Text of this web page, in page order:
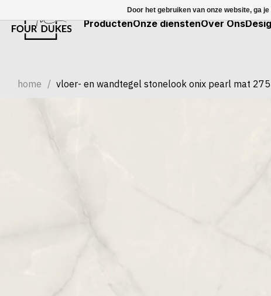
ProductenOnze dienstenOver Ons
home / vloer- en wandtegel stonelook onix pearl mat
Door het gebruiken van onze website, ga